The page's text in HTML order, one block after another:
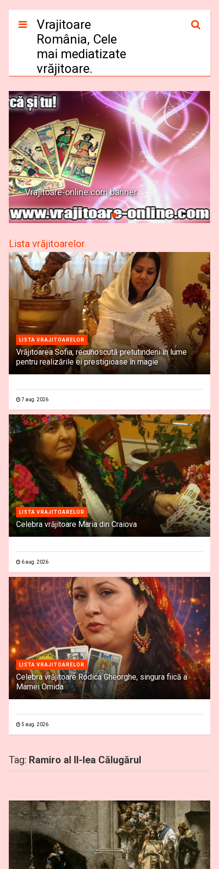
Vrajitoare
România, Cele
mai mediatizate
vrăjitoare.
Vrajitoare-online.com banner
Lista vrăjitoarelor
LISTA VRAJITOARELOR
Vrăjitoarea Sofia, recunoscută pretutindeni în lume
pentru realizările ei prestigioase în magie
7 aug. 2026
LISTA VRAJITOARELOR
Celebra vrăjitoare Maria din Craiova
6 aug. 2026
LISTA VRAJITOARELOR
Celebra vrăjitoare Rodica Gheorghe, singura fiică a
Mamei Omida
5 aug. 2026
Tag: Ramiro al II-lea Călugărul